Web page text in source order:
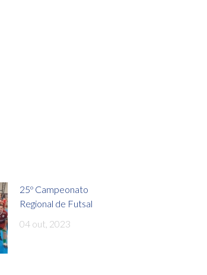
25º Campeonato
Regional de Futsal
04 out, 2023